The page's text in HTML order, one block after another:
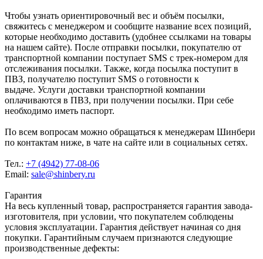
Чтобы узнать ориентировочный вес и объём посылки,
свяжитесь с менеджером и сообщите название всех позиций,
которые необходимо доставить (удобнее ссылками на товары
на нашем сайте). После отправки посылки, покупателю от
транспортной компании поступает SMS с трек-номером для
отслеживания посылки. Также, когда посылка поступит в
ПВЗ, получателю поступит SMS о готовности к
выдаче. Услуги доставки транспортной компании
оплачиваются в ПВЗ, при получении посылки. При себе
необходимо иметь паспорт.
По всем вопросам можно обращаться к менеджерам Шинбери
по контактам ниже, в чате на сайте или в социальных сетях.
Тел.: +7 (4942) 77-08-06
Email: sale@shinbery.ru
Гарантия
На весь купленный товар, распространяется гарантия завода-
изготовителя, при условии, что покупателем соблюдены
условия эксплуатации. Гарантия действует начиная со дня
покупки. Гарантийным случаем признаются следующие
производственные дефекты: